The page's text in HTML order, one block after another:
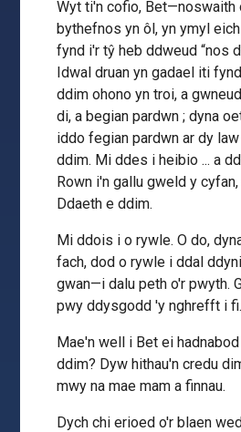
Wyt ti'n cofio, Bet—noswaith
bythefnos yn ôl, yn ymyl
fynd i'r tŷ heb ddweud “nos
Idwal druan yn gadael iti
ddim ohono yn troi, a
di, a begian pardwn ; dyna
iddo fegian pardwn ar dy
ddim. Mi ddes i heibio ... a
Rown i'n gallu gweld y
Ddaeth e ddim.
Mi ddois i o rywle. O do,
fach, dod o rywle i ddal
gwan—i dalu peth o'r pwyth.
pwy ddysgodd 'y nghrefft i fi.
Mae'n well i Bet ei
ddim? Dyw hithau'n credu
mwy na mae mam a finnau.
Dych chi erioed o'r blaen